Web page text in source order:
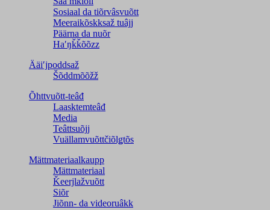
Sosiaal da tiõrvâsvuõtt
Meeraikõskksaž tuâjj
Päärna da nuõr
Haʹŋǩǩõõzz
Ääiʹjpoddsaž
Šõddmõõžž
Õhttvuõtt-teâđ
Laasktemteâđ
Media
Teâttsuõjj
Vuällamvuõttčiõlǥtõs
Mättmateriaalkaupp
Mättmateriaal
Ǩeerjlažvuõtt
Siõr
Jiõnn- da videoruâkk